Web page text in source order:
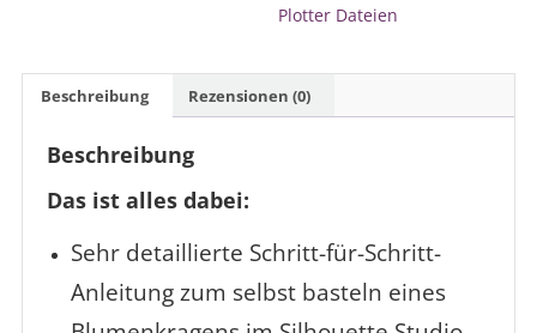
Plotter Dateien
Beschreibung Rezensionen (0)
Beschreibung
Das ist alles dabei:
Sehr detaillierte Schritt-für-Schritt-
Anleitung zum selbst basteln eines